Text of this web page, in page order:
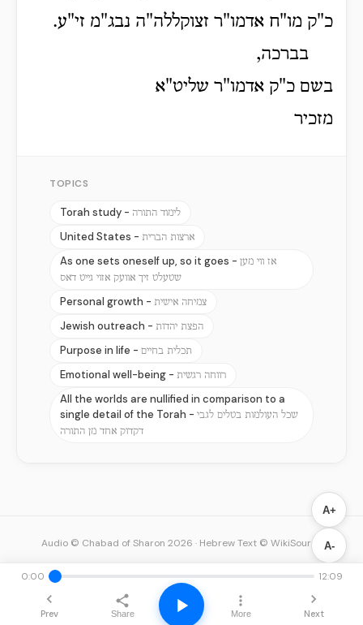
כ"ק מו"ח אדמו"ר זצוקללה"ה נבג"מ זי"ע.
בברכה,
בשם כ"ק אדמו"ר שליט"א
מזכיר
TOPICS
Torah study - לימוד התורה
United States - ארצות הברית
As one sets oneself up, so it goes - אז ווי מען
שטעלט זיך אוועק אזוי גייט דאס
Personal growth - צמיחה אישית
Jewish outreach - הפצת יהדות
Purpose in life - תכלית בחיים
Emotional well-being - רווחה רגשית
All the worlds are nullified in comparison to a
single detail of the Torah - שכל העולמות בטלים לגבי
דקדוק אחד מן התורה
A+
A-
0:00 12:09
Prev Share More Next
Audio © Chabad of Sharon 2026 · Hebrew Text © WikiSource